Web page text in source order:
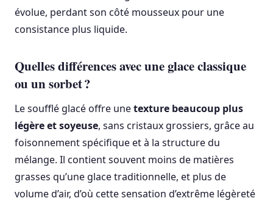
évolue, perdant son côté mousseux pour une
consistance plus liquide.
Quelles différences avec une glace classique
ou un sorbet ?
Le soufflé glacé offre unetexture beaucoup plus
légère et soyeuse, sans cristaux grossiers, grâce au
foisonnement spécifique et à la structure du
mélange. Il contient souvent moins de matières
grasses qu’une glace traditionnelle, et plus de
volume d’air, d’où cette sensation d’extrême légèreté